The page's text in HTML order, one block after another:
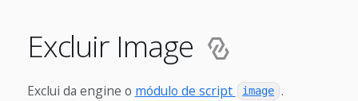
Excluir Image
Exclui da engine o módulo de script image .